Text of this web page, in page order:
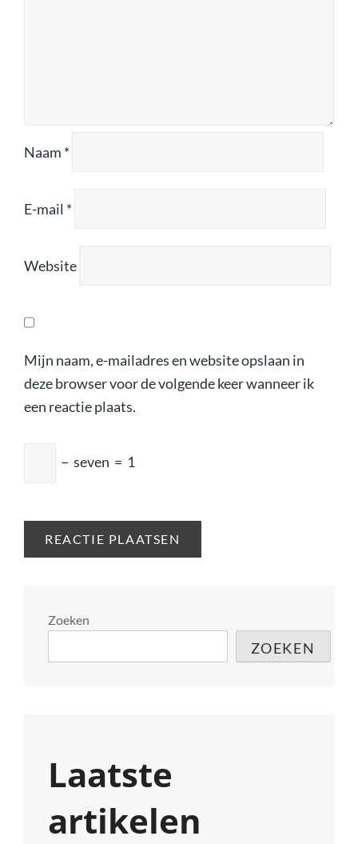
Naam *
E-mail *
Website
Mijn naam, e-mailadres en website opslaan in
deze browser voor de volgende keer wanneer ik
een reactie plaats.
− seven = 1
Zoeken
ZOEKEN
Laatste
artikelen